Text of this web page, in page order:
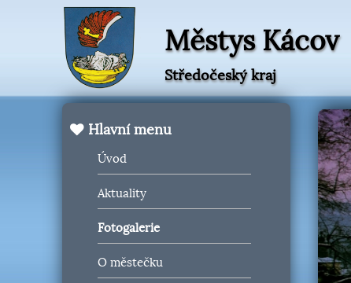
Městys Kácov
Středočeský kraj
Hlavní menu
Úvod
Aktuality
Fotogalerie
O městečku